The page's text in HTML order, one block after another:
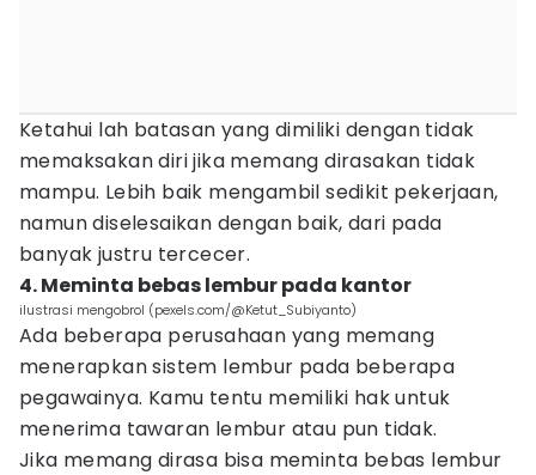
Ketahui lah batasan yang dimiliki dengan tidak
memaksakan diri jika memang dirasakan tidak
mampu. Lebih baik mengambil sedikit pekerjaan,
namun diselesaikan dengan baik, dari pada
banyak justru tercecer.
4. Meminta bebas lembur pada kantor
ilustrasi mengobrol (pexels.com/@Ketut_Subiyanto)
Ada beberapa perusahaan yang memang
menerapkan sistem lembur pada beberapa
pegawainya. Kamu tentu memiliki hak untuk
menerima tawaran lembur atau pun tidak.
Jika memang dirasa bisa meminta bebas lembur